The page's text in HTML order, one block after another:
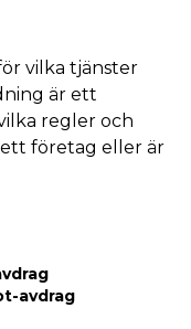
vilka tjänster
är ett
regler och
ett företag eller är
avdrag